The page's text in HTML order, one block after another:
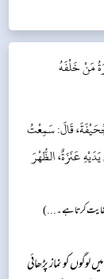
مَنْ خَلْفَهُ
قَالَ: سَمِعْتُ
عَنَزَةٌ، الظُّهْرَ
کفایت کرتا ہے۔...)
کو نماز پڑھائی